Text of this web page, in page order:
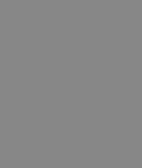
takich
kontem.